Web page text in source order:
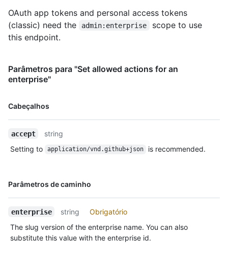
OAuth app tokens and personal access tokens
(classic) need the
admin:enterprise
scope to use
this endpoint.
Parâmetros para "Set allowed actions for an
enterprise"
Cabeçalhos
Nome,
accept
string
Setting to
application/vnd.github+json is recommended.
Parâmetros de caminho
Nome,
enterprise string
Obrigatório
The slug version of the enterprise name. You can also
substitute this value with the enterprise id.